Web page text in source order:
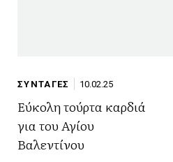
ΣΥΝΤΑΓΕΣ 10.02.25
Εύκολη τούρτα καρδιά
για του Αγίου
Βαλεντίνου